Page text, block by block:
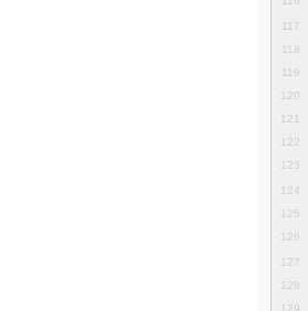
117
118
119
120
121
122
123
124
125
126
127
128
129